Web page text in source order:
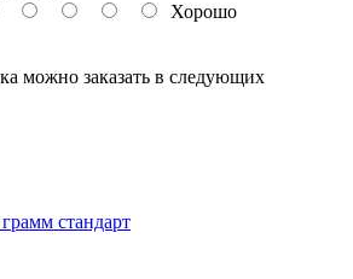
Хорошо
можно заказать в следующих
стандарт